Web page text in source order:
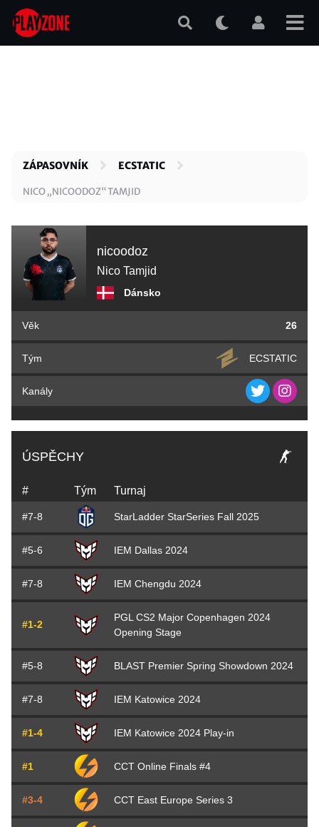
Přejít
hlavnímu
ZÁPASOVNÍK ECSTATIC
NICO „NICOODOZ“ TAMJID
nicoodoz
Nico Tamjid
Dánsko
Věk 26
Tým ECSTATIC
Kanály
ÚSPĚCHY
# Tým Turnaj
#7-8 StarLadder StarSeries Fall 2025
#5-6 IEM Dallas 2024
#7-8 IEM Chengdu 2024
#1-2
PGL CS2 Major Copenhagen 2024
Opening Stage
#5-8 BLAST Premier Spring Showdown 2024
#7-8 IEM Katowice 2024
#1-4 IEM Katowice 2024 Play-in
#1 CCT Online Finals #4
#3-4 CCT East Europe Series 3